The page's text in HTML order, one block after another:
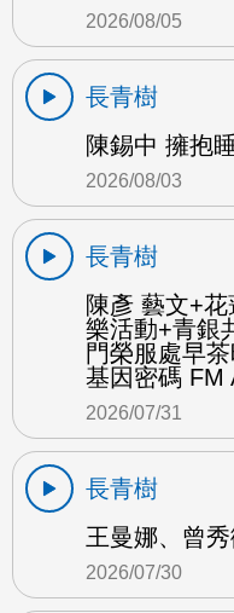
2026/08/05
長青樹
陳錫中 擁抱
2026/08/03
長青樹
陳彥 藝文+
樂活動+青銀
門榮服處早
基因密碼 FM
2026/07/31
長青樹
王曼娜、曾
2026/07/30